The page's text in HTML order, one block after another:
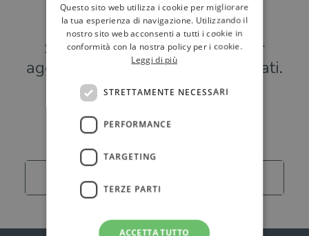
Hai una libreria?
Scrivici a
per
aggiungere o modificare i tuoi dati.
Librerie
Questo sito web utilizza i cookie per migliorare
la tua esperienza di navigazione. Utilizzando il
nostro sito web acconsenti a tutti i cookie in
conformità con la nostra policy per i cookie.
Leggi di più
STRETTAMENTE NECESSARI
PERFORMANCE
TARGETING
TERZE PARTI
ACCETTA TUTTO